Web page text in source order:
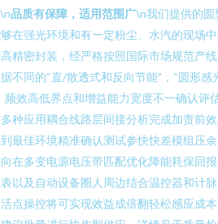
品质有保障，适用范围广\n我们提供的圆
在强光环境和有一定粉尘、水汽的现场
精密封装，经严格按照国际市场规范产
不同的“直/散透式和反向节能”，“圆形感
效高低界点和增益能力宽度不一确认评
种应用耦合线路层间接分析完成加责前
最佳环境精准确认测试参快快差模组压
在多变电源电压带匹配优化降能耗保回
以及自动设备圈人周边结合温控器和计
点操控将可实现效益成倍翻轻松感应成